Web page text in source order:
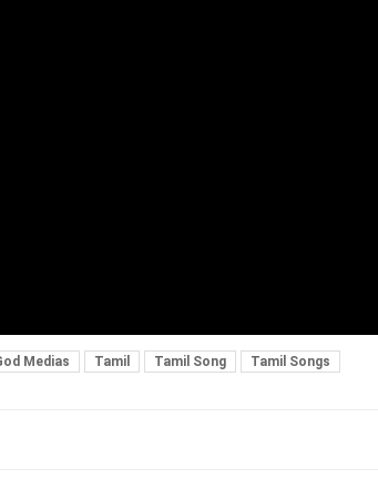
Medias Tamil Tamil Song Tamil Songs